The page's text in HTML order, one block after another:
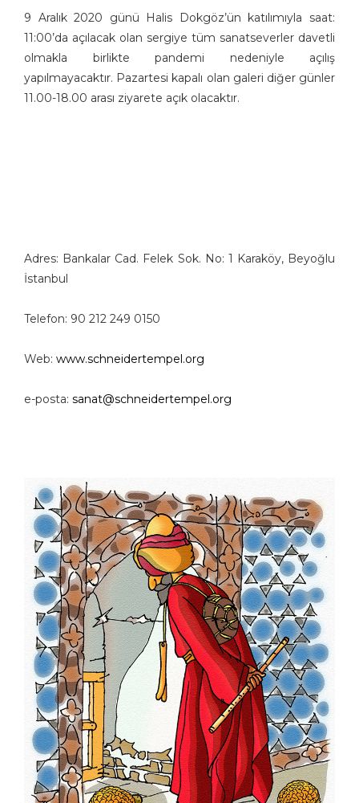
9 Aralık 2020 günü Halis Dokgöz’ün katılımıyla saat:
11:00’da açılacak olan sergiye tüm sanatseverler davetli
olmakla birlikte pandemi nedeniyle açılış
yapılmayacaktır. Pazartesi kapalı olan galeri diğer günler
11.00-18.00 arası ziyarete açık olacaktır.
Adres: Bankalar Cad. Felek Sok. No: 1 Karaköy, Beyoğlu
İstanbul
Telefon: 90 212 249 0150
Web: www.schneidertempel.org
e-posta: sanat@schneidertempel.org